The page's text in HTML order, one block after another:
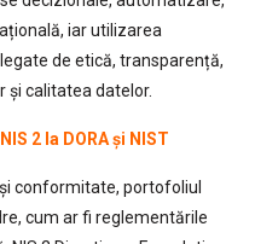
iar utilizarea
de etică, transparență,
și calitatea datelor.
2 la DORA și NIST
conformitate, portofoliul
cum ar fi reglementările